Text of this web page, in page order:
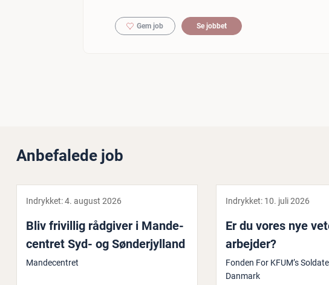
Gem job Se jobbet
Anbefalede job
Indrykket:4. august 2026
Bliv frivillig rådgiver i Man­de­
cen­tret Syd- og Søn­derjyl­land
Mandecentret
Indrykket: 10. juli 2026
Er du vores nye
ar­bej­der?
Fonden For KFUM’s
Danmark